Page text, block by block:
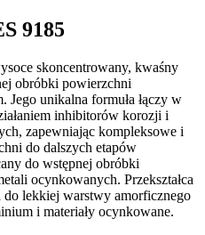
9185
skoncentrowany, kwaśny
obróbki powierzchni
unikalna formuła łączy w
inhibitorów korozji i
zapewniając kompleksowe i
do dalszych etapów
do wstępnej obróbki
ocynkowanych. Przekształca
lekkiej warstwy amorficznego
i materiały ocynkowane.